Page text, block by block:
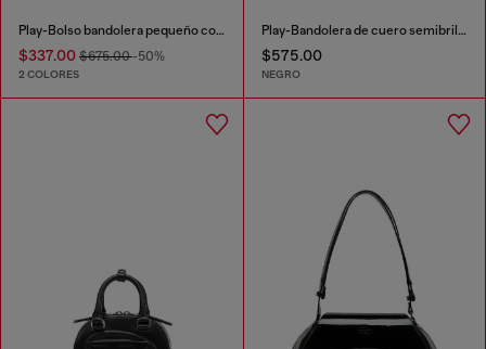
Play-Bolso bandolera pequeño con cristales
$337.00 $675.00-50%
2 COLORES
Play-Bandolera de cuero semibrillante
$575.00
NEGRO